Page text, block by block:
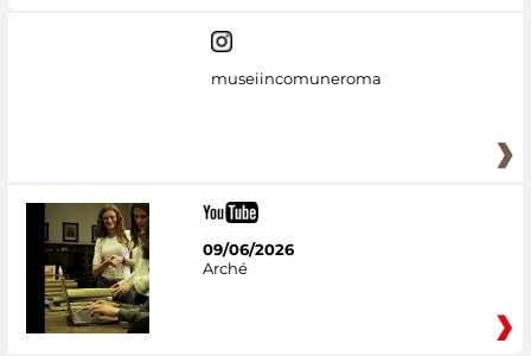
museiincomuneroma
09/06/2026
Arché